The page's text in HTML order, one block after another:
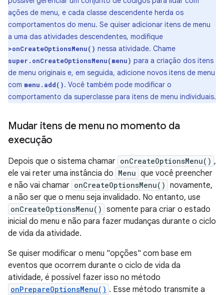
ações de menu, e cada classe descendente herda os
comportamentos do menu. Se quiser adicionar itens de menu
a uma das atividades descendentes, modifique
>onCreateOptionsMenu() nessa atividade. Chame
super.onCreateOptionsMenu(menu) para a criação dos itens
de menu originais e, em seguida, adicione novos itens de menu
com menu.add(). Você também pode modificar o
comportamento da superclasse para itens de menu individuais.
Mudar itens de menu no momento da
execução
Depois que o sistema chamar onCreateOptionsMenu() ,
ele vai reter uma instância do Menu que você preencher
e não vai chamar onCreateOptionsMenu() novamente,
a não ser que o menu seja invalidado. No entanto, use
onCreateOptionsMenu() somente para criar o estado
inicial do menu e não para fazer mudanças durante o ciclo
de vida da atividade.
Se quiser modificar o menu "opções" com base em
eventos que ocorrem durante o ciclo de vida da
atividade, é possível fazer isso no método
onPrepareOptionsMenu() . Esse método transmite a